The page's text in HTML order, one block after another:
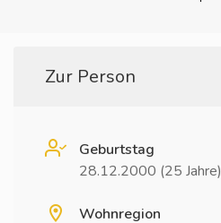
Zur Person
Geburtstag
28.12.2000 (25 Jahre)
Wohnregion